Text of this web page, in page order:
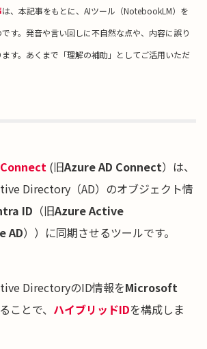
は、本記事をもとに、AIツール（NotebookLM）を
す。発音や言い回しに不自然な点や、内容に誤り
す。あくまで「理解の補助」としてご活用いただ
(旧Azure AD Connect）は、
Directory（AD）のオブジェクト情
ID （旧Azure Active
AD））に同期させるツールです。
DirectoryのID情報をMicrosoft
ことで、 ハイブリッドIDを構成しま